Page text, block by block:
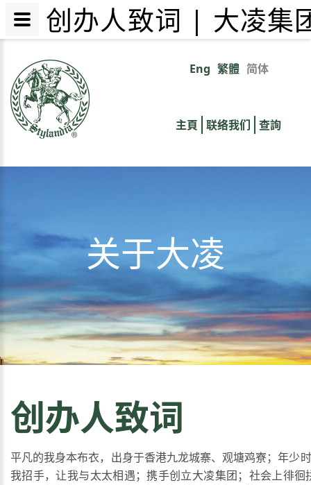
主
Eng 繁體 简体
links
主頁 联络我们 查詢
关于大凌
创办人致词
平凡的我身本布衣，出身于香港九龙城寨、观塘鸡寮；年少
我招手，让我与太太相遇；携手创立大凌集团；社会上徘徊
创办人致词 | 大凌集